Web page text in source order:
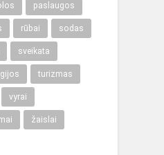
paslaugos
rūbai sodas
sveikata
turizmas
vyrai
žaislai